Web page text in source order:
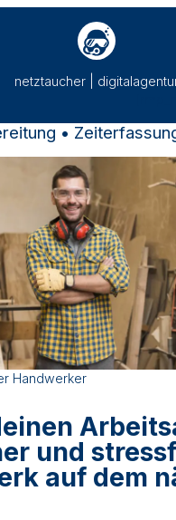
netztaucher |
•
Handwerker
und
auf dem